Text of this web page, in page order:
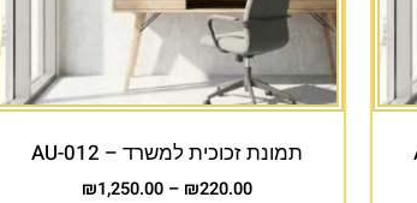
תמונת זכוכית למשרד – AU-012
₪220.00
–
₪1,250.00